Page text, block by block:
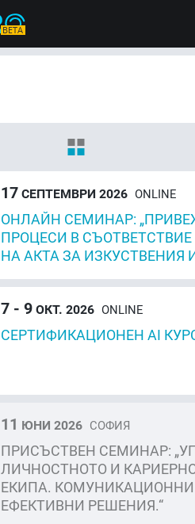
17СЕПТЕМВРИ 2026 ONLINE
ОНЛАЙН СЕМИНАР:
ПРОЦЕСИ В
НА АКТА ЗА ИЗКУСТВЕНИЯ
7 - 9ОКТ. 2026 ONLINE
СЕРТИФИКАЦИОНЕН AI
11 ЮНИ 2026 СОФИЯ
ПРИСЪСТВЕН СЕМИНАР:
ЛИЧНОСТНОТО И
ЕКИПА. КОМУНИКАЦИОННИ
ЕФЕКТИВНИ РЕШЕНИЯ.“